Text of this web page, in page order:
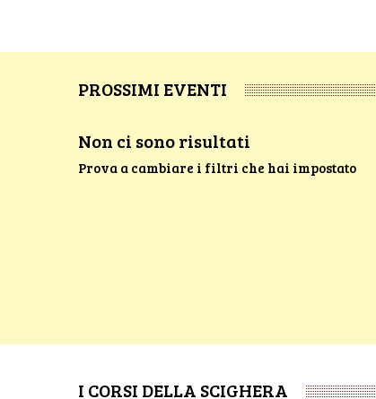
PROSSIMI EVENTI
Non ci sono risultati
Prova a cambiare i filtri che hai impostato
I CORSI DELLA SCIGHERA